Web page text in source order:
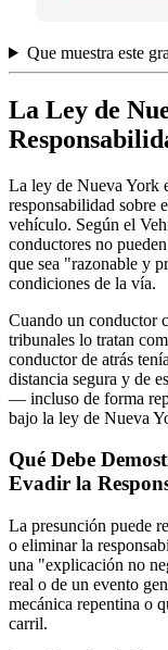
Que muestra este
La Ley de
La ley de Nueva York
responsabilidad sobre
vehículo. Según el
conductores no
que sea "razonable y
condiciones de la vía.
Cuando un conductor
tribunales lo tratan
conductor de atrás
distancia segura y de
— incluso de forma
bajo la ley de Nueva
Qué Debe
Evadir la
La presunción puede
o eliminar la
una "explicación no
real o de un evento
mecánica repentina o
carril.